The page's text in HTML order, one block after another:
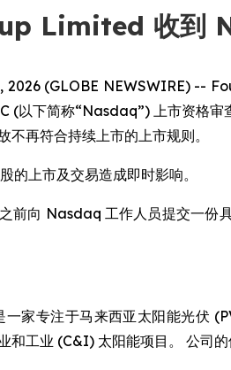
Limited 收到
2026 (GLOBE NEWSWIRE) --
以下简称“Nasdaq”) 上市资格审
不再符合持续上市的上市规则。
的上市及交易造成即时影响。
前向 Nasdaq 工作人员提交一份
家专注于马来西亚太阳能光伏
和工业 (C&I) 太阳能项目。 公司